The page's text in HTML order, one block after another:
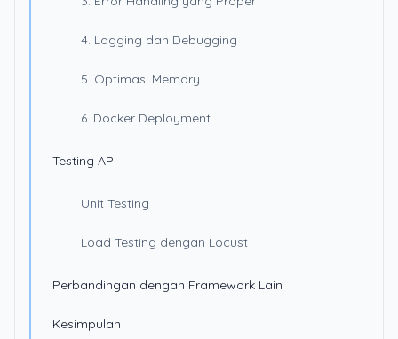
4. Logging dan Debugging
5. Optimasi Memory
6. Docker Deployment
Testing API
Unit Testing
Load Testing dengan Locust
Perbandingan dengan Framework Lain
Kesimpulan